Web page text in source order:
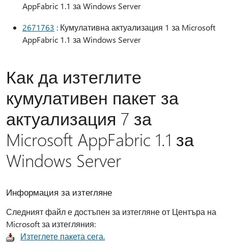
AppFabric 1.1 за Windows Server
2671763 : Кумулативна актуализация 1 за Microsoft
AppFabric 1.1 за Windows Server
Как да изтеглите
кумулативен пакет за
актуализация 7 за
Microsoft AppFabric 1.1 за
Windows Server
Информация за изтегляне
Следният файл е достъпен за изтегляне от Центъра на
Microsoft за изтегляния:
Изтеглете пакета сега.